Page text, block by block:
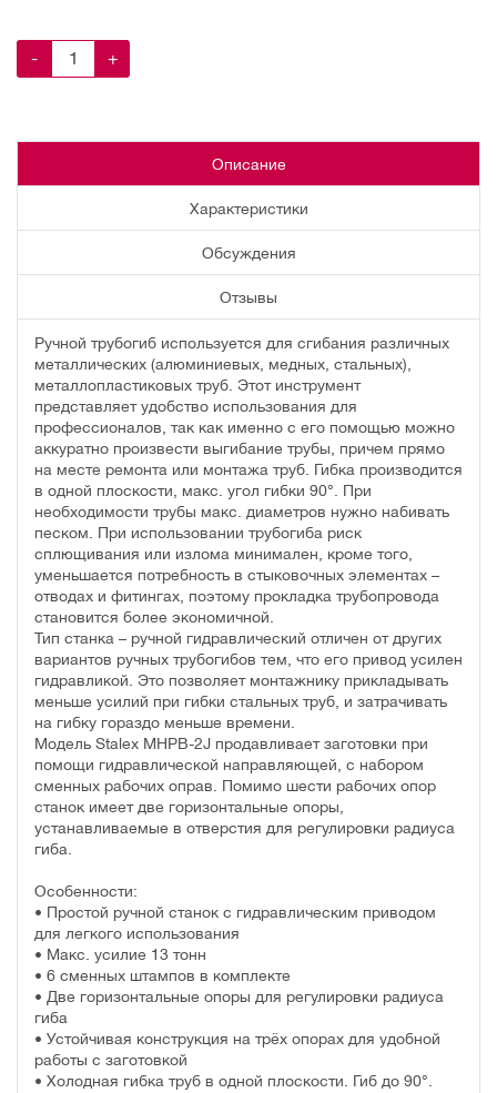
- +
Описание
Характеристики
Обсуждения
Отзывы
Ручной трубогиб используется для сгибания различных
металлических (алюминиевых, медных, стальных),
металлопластиковых труб. Этот инструмент
представляет удобство использования для
профессионалов, так как именно с его помощью можно
аккуратно произвести выгибание трубы, причем прямо
на месте ремонта или монтажа труб. Гибка производится
в одной плоскости, макс. угол гибки 90°. При
необходимости трубы макс. диаметров нужно набивать
песком. При использовании трубогиба риск
сплющивания или излома минимален, кроме того,
уменьшается потребность в стыковочных элементах –
отводах и фитингах, поэтому прокладка трубопровода
становится более экономичной.
Тип станка – ручной гидравлический отличен от других
вариантов ручных трубогибов тем, что его привод усилен
гидравликой. Это позволяет монтажнику прикладывать
меньше усилий при гибки стальных труб, и затрачивать
на гибку гораздо меньше времени.
Модель Stalex MHPB-2J продавливает заготовки при
помощи гидравлической направляющей, с набором
сменных рабочих оправ. Помимо шести рабочих опор
станок имеет две горизонтальные опоры,
устанавливаемые в отверстия для регулировки радиуса
гиба.
Особенности:
• Простой ручной станок с гидравлическим приводом
для легкого использования
• Макс. усилие 13 тонн
• 6 сменных штампов в комплекте
• Две горизонтальные опоры для регулировки радиуса
гиба
• Устойчивая конструкция на трёх опорах для удобной
работы с заготовкой
• Холодная гибка труб в одной плоскости. Гиб до 90°.